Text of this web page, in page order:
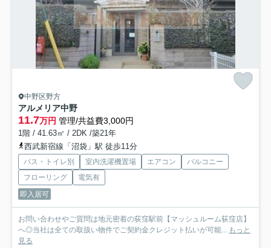
中野区野方
アルメリア中野
11.7万円 管理/共益費3,000円
1階 / 41.63㎡ / 2DK /築21年
西武新宿線「沼袋」駅 徒歩11分
バス・トイレ別 室内洗濯機置場 エアコン
バルコニー
フローリング
電気有
即入居可
お問い合わせやご質問は地元密着の荻窪駅前【マッシュルーム荻窪店】
へ◎当社は全ての取扱い物件でご契約金クレジット払いが可能... もっと
見る